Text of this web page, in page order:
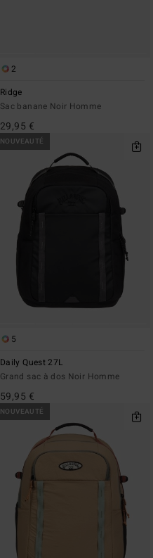
2
Ridge
Sac banane Noir Homme
29,95 €
NOUVEAUTÉ
5
Daily Quest 27L
Grand sac à dos Noir Homme
59,95 €
NOUVEAUTÉ